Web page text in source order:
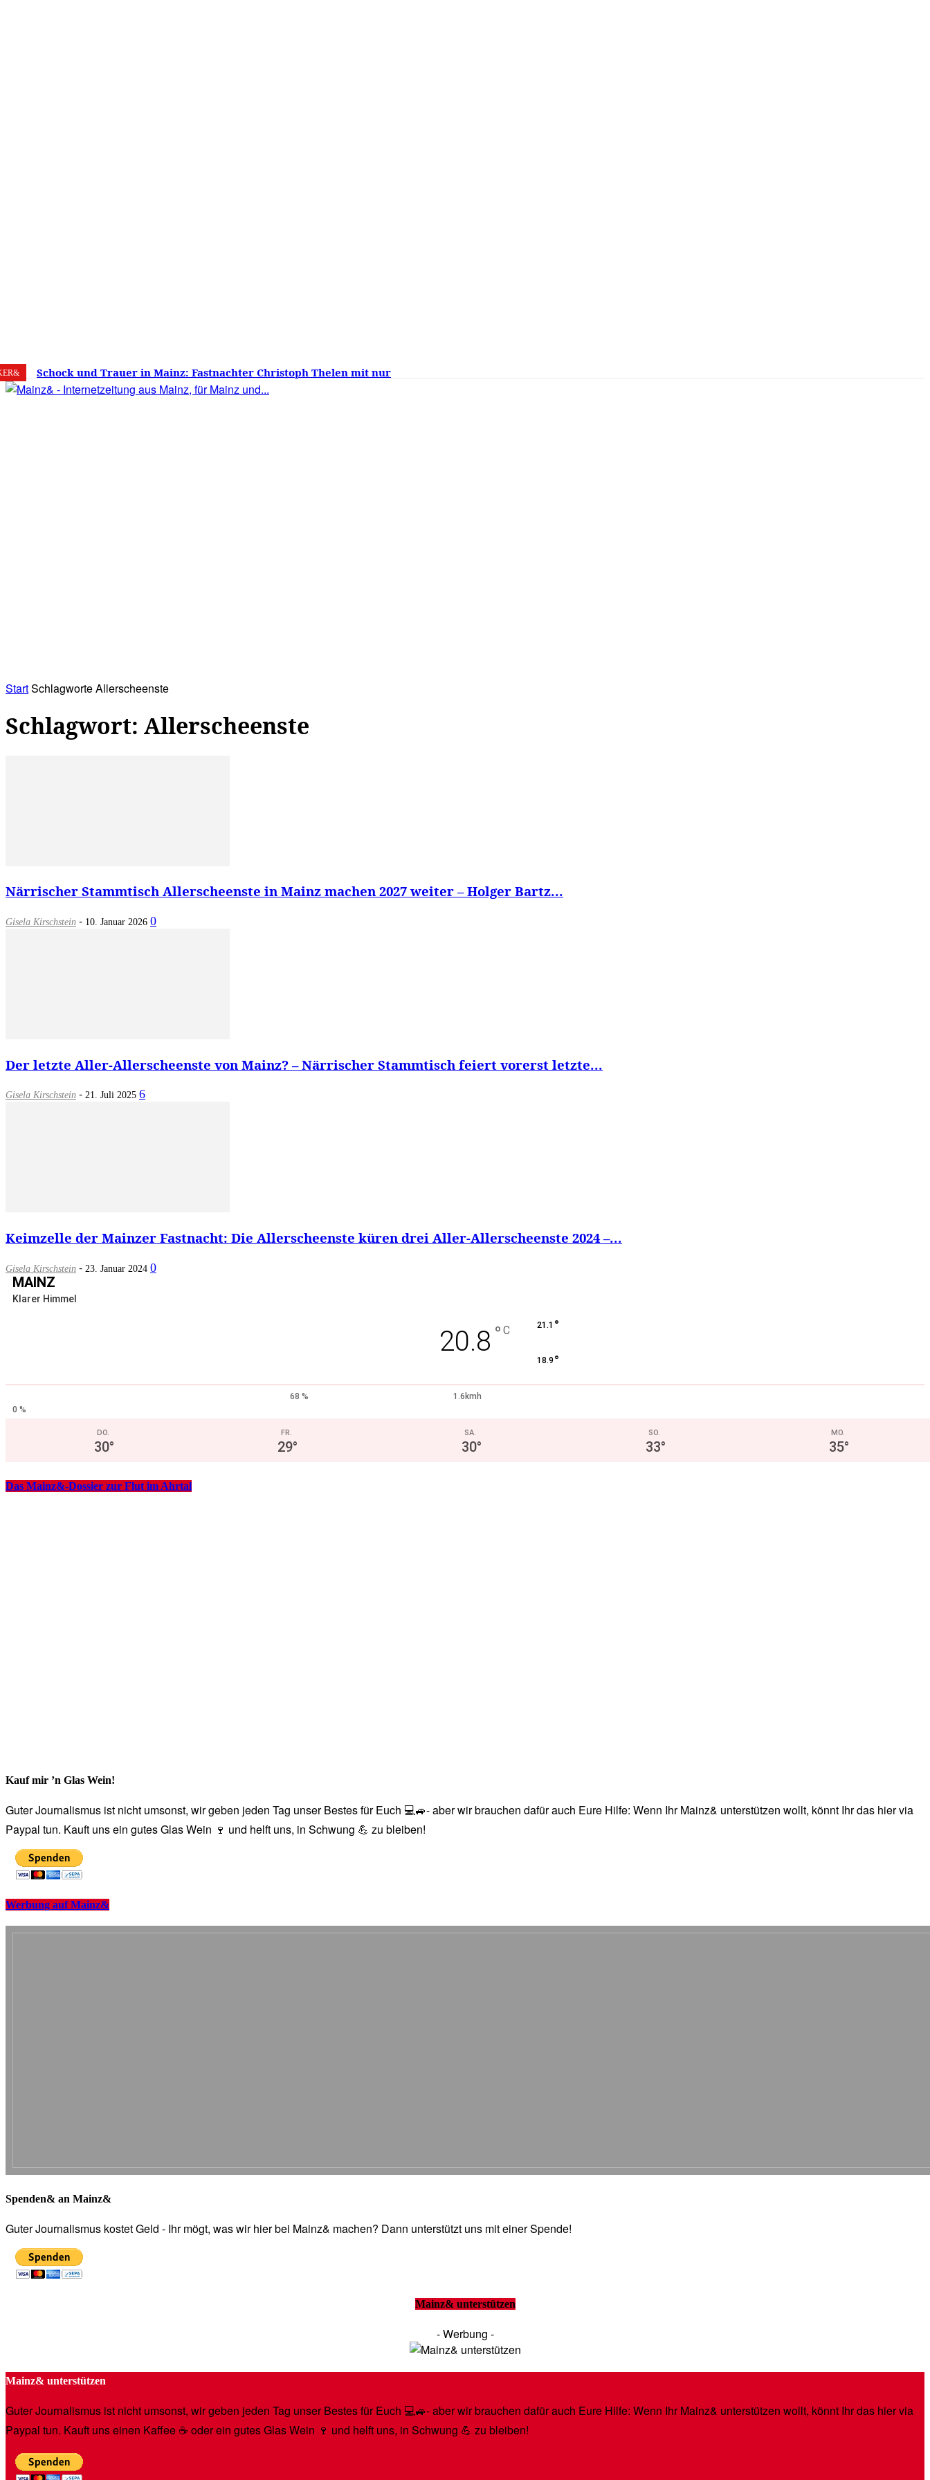
6. August 2026 20.8 Mainz
Schock und Trauer in Mainz: Fastnachter Christoph Thelen mit nur
60 Jahren gestorben – Was ist die Fastnacht ohne…?
StartSchlagworteAllerscheenste
Schlagwort: Allerscheenste
Närrischer Stammtisch Allerscheenste in Mainz machen 2027 weiter – Holger Bartz...
Gisela Kirschstein - 10. Januar 2026 0
Der letzte Aller-Allerscheenste von Mainz? – Närrischer Stammtisch feiert vorerst letzte...
Gisela Kirschstein - 21. Juli 2025 6
Keimzelle der Mainzer Fastnacht: Die Allerscheenste küren drei Aller-Allerscheenste 2024 –...
Gisela Kirschstein - 23. Januar 2024 0
MAINZ
Klarer Himmel
20.8 ° C 21.1 °
18.9 °
68 %
1.6kmh
0 %
DO.
30°
FR.
29°
SA.
30°
SO.
33°
MO.
35°
Das Mainz&-Dossier zur Flut im Ahrtal
Kauf mir ’n Glas Wein!
Guter Journalismus ist nicht umsonst, wir geben jeden Tag unser Bestes für Euch 💻🚙- aber wir brauchen dafür auch Eure Hilfe: Wenn Ihr Mainz& unterstützen wollt, könnt Ihr das hier via
Paypal tun. Kauft uns ein gutes Glas Wein 🍷 und helft uns, in Schwung 💪 zu bleiben!
Werbung auf Mainz&
Spenden& an Mainz&
Guter Journalismus kostet Geld - Ihr mögt, was wir hier bei Mainz& machen? Dann unterstützt uns mit einer Spende!
Mainz& unterstützen
- Werbung -
Mainz& unterstützen
Guter Journalismus ist nicht umsonst, wir geben jeden Tag unser Bestes für Euch 💻🚙- aber wir brauchen dafür auch Eure Hilfe: Wenn Ihr Mainz& unterstützen wollt, könnt Ihr das hier via
Paypal tun. Kauft uns einen Kaffee ☕️ oder ein gutes Glas Wein 🍷 und helft uns, in Schwung 💪 zu bleiben!